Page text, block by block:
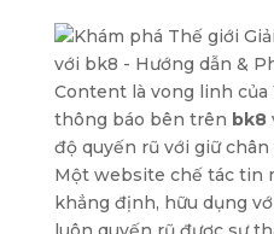
Content là vong linh của
thông báo bên trên bk8
độ quyến rũ với giữ
Một website chế tác tin
khẳng định, hữu dụng